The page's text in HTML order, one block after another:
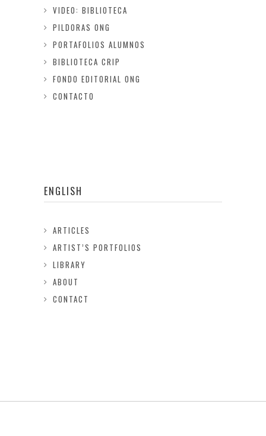
VIDEO: BIBLIOTECA
PILDORAS ONG
PORTAFOLIOS ALUMNOS
BIBLIOTECA CRIP
FONDO EDITORIAL ONG
CONTACTO
ENGLISH
ARTICLES
ARTIST’S PORTFOLIOS
LIBRARY
ABOUT
CONTACT